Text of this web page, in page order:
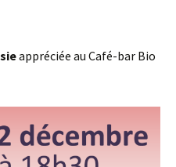
appréciée au Café-bar Bio